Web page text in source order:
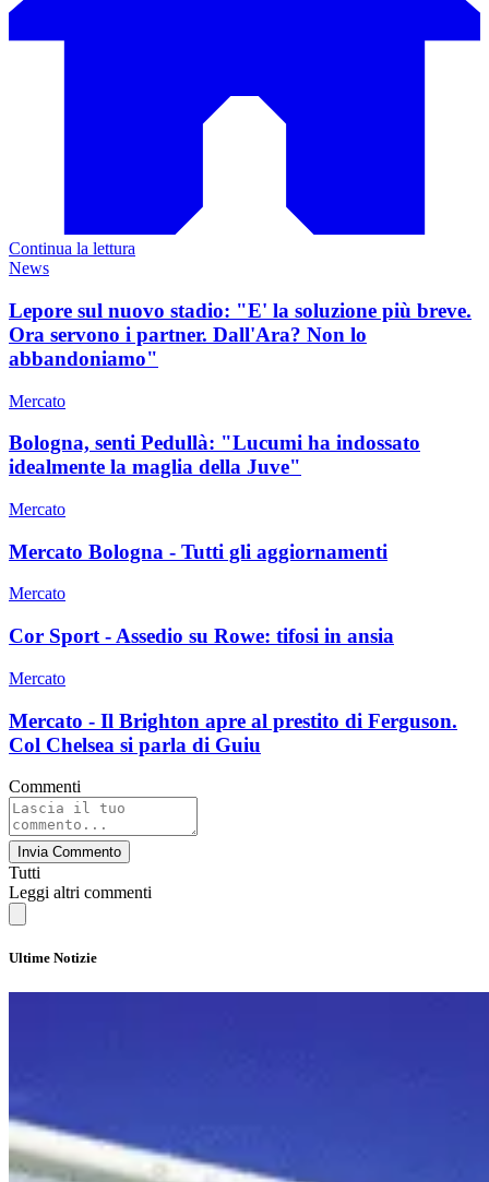
Continua la lettura
News
Lepore sul nuovo stadio: "E' la soluzione più breve.
Ora servono i partner. Dall'Ara? Non lo
abbandoniamo"
Mercato
Bologna, senti Pedullà: "Lucumi ha indossato
idealmente la maglia della Juve"
Mercato
Mercato Bologna - Tutti gli aggiornamenti
Mercato
Cor Sport - Assedio su Rowe: tifosi in ansia
Mercato
Mercato - Il Brighton apre al prestito di Ferguson.
Col Chelsea si parla di Guiu
Commenti
Invia Commento
Tutti
Leggi altri commenti
Ultime Notizie